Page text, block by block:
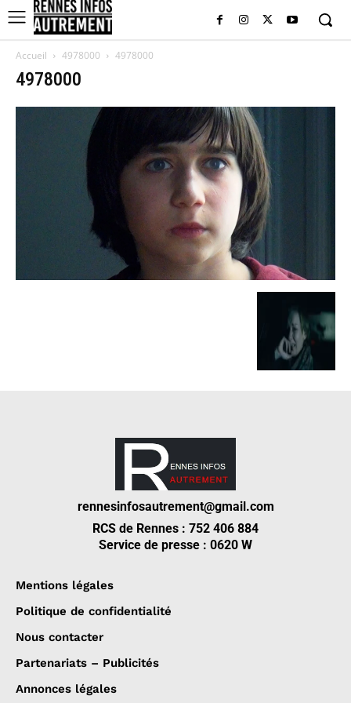
Accueil 4978000 4978000
4978000
rennesinfosautrement@gmail.com
RCS de Rennes : 752 406 884
Service de presse : 0620 W
Mentions légales
Politique de confidentialité
Nous contacter
Partenariats – Publicités
Annonces légales